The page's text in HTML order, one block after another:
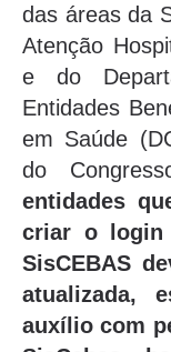
das áreas da
Atenção
e do
Entidades
em Saúde
do
entidades
criar o login
SisCEBAS
atualizada,
auxílio com